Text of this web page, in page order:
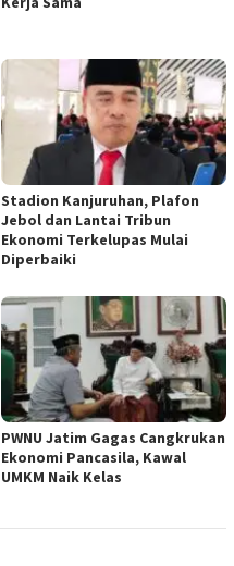
Stadion Kanjuruhan, Plafon
Jebol dan Lantai Tribun
Ekonomi Terkelupas Mulai
Diperbaiki
PWNU Jatim Gagas Cangkrukan
Ekonomi Pancasila, Kawal
UMKM Naik Kelas